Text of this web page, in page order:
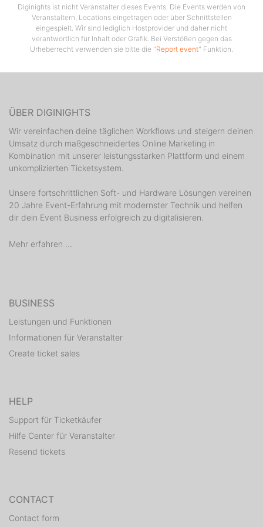
Mainfloor:
╰ DJ Fantastic // Resident
╰ DJ Andy // Resident
Finest of Reggae / Latino & Black, R'n'B, Twerk
DJ Team:
▀▀▀▀▀▀▀▀▀▀▀▀▀▀▀▀▀▀▀▀▀▀▀▀▀▀▀▀▀▀▀▀▀
******************************************************
Tischreservierung per Mail:
reservierung@diskothek-laboom.de
Diginights ist nicht Veranstalter dieses Events. Die Events werden von
Veranstaltern, Locations eingetragen oder über Schnittstellen
eingespielt. Wir sind lediglich Hostprovider und daher nicht
verantwortlich für Inhalt oder Grafik. Bei Verstößen gegen das
Urheberrecht verwenden sie bitte die "Report event" Funktion.
ÜBER DIGINIGHTS
Wir vereinfachen deine täglichen Workflows und steigern deinen
Umsatz durch maßgeschneidertes Online Marketing in
Kombination mit unserer leistungsstarken Plattform und einem
unkomplizierten Ticketsystem.
Unsere fortschrittlichen Soft- und Hardware Lösungen vereinen
20 Jahre Event-Erfahrung mit modernster Technik und helfen
dir dein Event Business erfolgreich zu digitalisieren.
Mehr erfahren ...
BUSINESS
Leistungen und Funktionen
Informationen für Veranstalter
Create ticket sales
HELP
Support für Ticketkäufer
Hilfe Center für Veranstalter
Resend tickets
CONTACT
Contact form